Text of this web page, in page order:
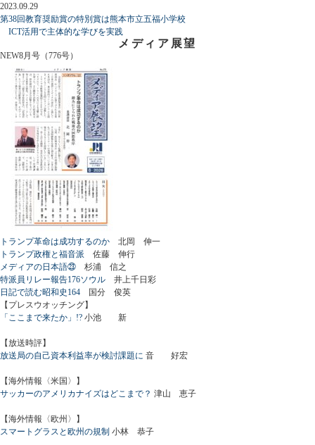
2023.09.29
第38回教育奨励賞の特別賞は熊本市立五福小学校
ICT活用で主体的な学びを実践
メディア展望
NEW8月号（776号）
トランプ革命は成功するのか 北岡 伸一
トランプ政権と福音派 佐藤 伸行
メディアの日本語㉓ 杉浦 信之
特派員リレー報告176ソウル 井上千日彩
日記で読む昭和史164 国分 俊英
【プレスウオッチング】
「ここまで来たか」!? 小池 新
【放送時評】
放送局の自己資本利益率が検討課題に 音 好宏
【海外情報〈米国〉】
サッカーのアメリカナイズはどこまで？ 津山 恵子
【海外情報〈欧州〉】
スマートグラスと欧州の規制 小林 恭子